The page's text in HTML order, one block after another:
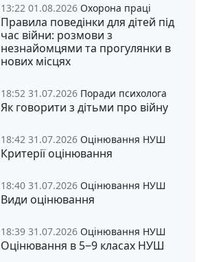
13:22 01.08.2026 Охорона праці
Правила поведінки для дітей під
час війни: розмови з
незнайомцями та прогулянки в
нових місцях
18:52 31.07.2026 Поради психолога
Як говорити з дітьми про війну
18:42 31.07.2026 Оцінювання НУШ
Критерії оцінювання
18:40 31.07.2026 Оцінювання НУШ
Види оцінювання
18:39 31.07.2026 Оцінювання НУШ
Оцінювання в 5‒9 класах НУШ